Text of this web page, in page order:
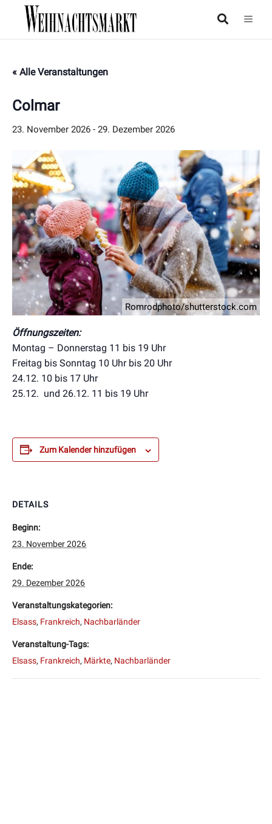
« Alle Veranstaltungen
Colmar
23. November 2026 - 29. Dezember 2026
Romrodphoto/shutterstock.com
Öffnungszeiten:
Montag – Donnerstag 11 bis 19 Uhr
Freitag bis Sonntag 10 Uhr bis 20 Uhr
24.12. 10 bis 17 Uhr
25.12. und 26.12. 11 bis 19 Uhr
Zum Kalender hinzufügen
DETAILS
Beginn:
23. November 2026
Ende:
29. Dezember 2026
Veranstaltungskategorien:
Elsass, Frankreich, Nachbarländer
Veranstaltung-Tags:
Elsass, Frankreich, Märkte, Nachbarländer